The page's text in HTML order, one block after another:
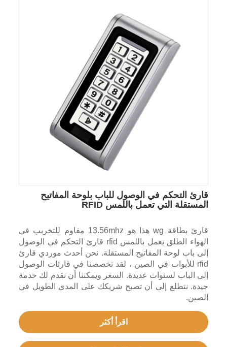
قارئ التحكم في الوصول للباب بلوحة المفاتيح
المستقلة التي تعمل باللمس RFID
قارئ بطاقة wg هذا هو 13.56mhz مقاوم للتخريب في
الهواء الطلق يعمل باللمس rfid قارئ التحكم في الوصول
إلى باب لوحة المفاتيح المستقلة. نحن أحدث موردي قارئ
rfid للأبواب في الصين ، لقد تخصصنا في قارئات الوصول
إلى الباب لسنوات عديدة. السعر ويمكننا أن نقدم لك خدمة
جيدة. نتطلع إلى أن تصبح شريكك على المدى الطويل في
الصين.
اقرأ أكثر